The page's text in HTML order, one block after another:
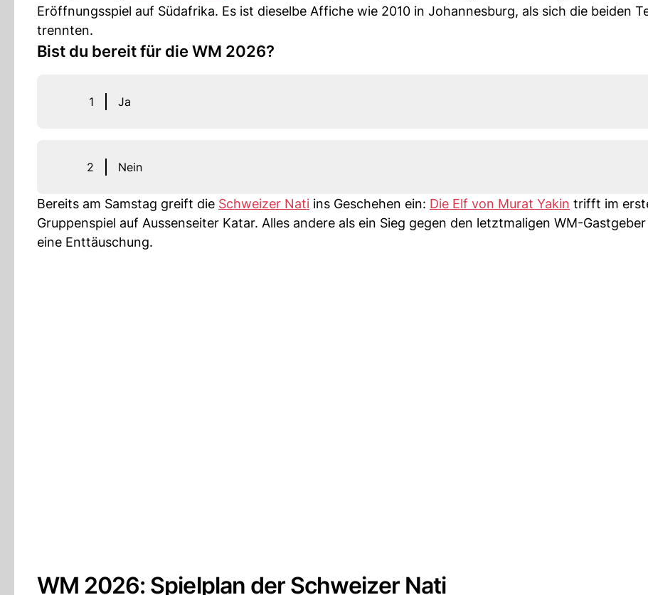
Eröffnungsspiel auf Südafrika. Es ist dieselbe Affiche wie 2010 in Johannesburg, als sich die beiden
trennten.
Bist du bereit für die WM 2026?
1 Ja
2 Nein
Bereits am Samstag greift die Schweizer Nati ins Geschehen ein: Die Elf von Murat Yakin trifft im
Gruppenspiel auf Aussenseiter Katar. Alles andere als ein Sieg gegen den letztmaligen WM-
eine Enttäuschung.
WM 2026: Spielplan der Schweizer Nati